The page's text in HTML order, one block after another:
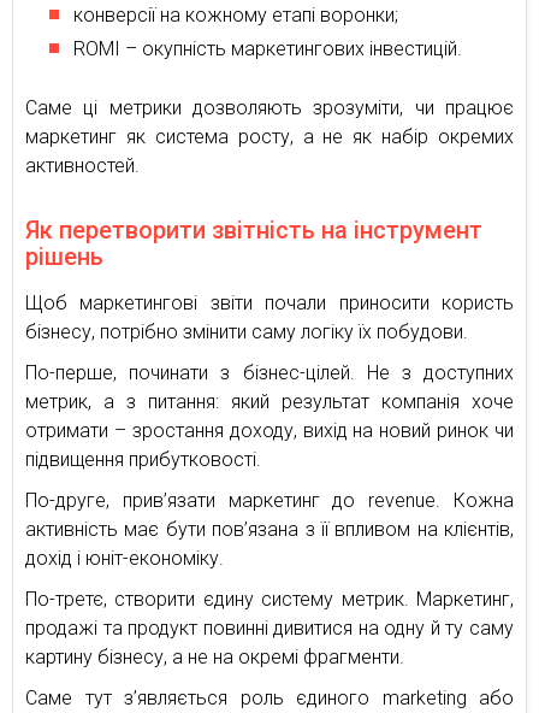
конверсії на кожному етапі воронки;
ROMI – окупність маркетингових інвестицій.
Саме ці метрики дозволяють зрозуміти, чи працює
маркетинг як система росту, а не як набір окремих
активностей.
Як перетворити звітність на інструмент
рішень
Щоб маркетингові звіти почали приносити користь
бізнесу, потрібно змінити саму логіку їх побудови.
По-перше, починати з бізнес-цілей. Не з доступних
метрик, а з питання: який результат компанія хоче
отримати – зростання доходу, вихід на новий ринок чи
підвищення прибутковості.
По-друге, прив’язати маркетинг до revenue. Кожна
активність має бути пов’язана з її впливом на клієнтів,
дохід і юніт-економіку.
По-третє, створити єдину систему метрик. Маркетинг,
продажі та продукт повинні дивитися на одну й ту саму
картину бізнесу, а не на окремі фрагменти.
Саме тут з’являється роль єдиного marketing або